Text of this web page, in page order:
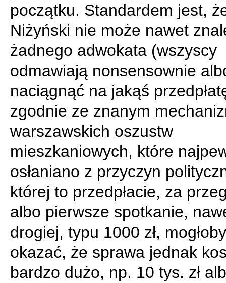
początku. Standardem jest,
Niżyński nie może nawet
żadnego adwokata (wszyscy
odmawiają nonsensownie
naciągnąć na jakąś
zgodnie ze znanym
warszawskich oszustw
mieszkaniowych, które
osłaniano z przyczyn
której to przedpłacie, za
albo pierwsze spotkanie,
drogiej, typu 1000 zł,
okazać, że sprawa jednak
bardzo dużo, np. 10 tys. zł